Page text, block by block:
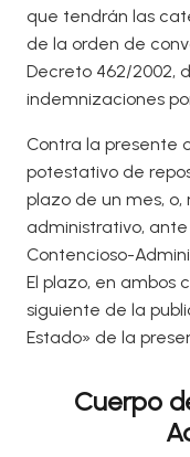
que tendrán las
de la orden de
Decreto 462/2002,
indemnizaciones
Contra la presente
potestativo de
plazo de un mes,
administrativo,
Contencioso-
El plazo, en ambos
siguiente de la
Estado» de la
Cuerpo